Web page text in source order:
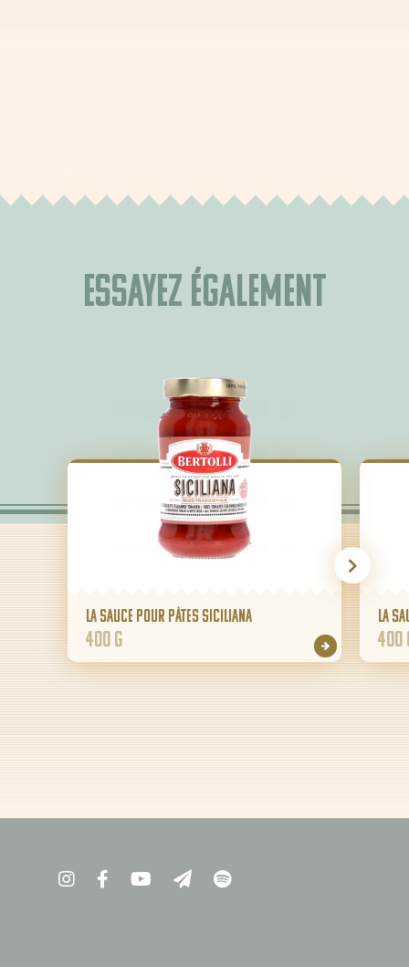
Essayez également
La sauce pour pâtes Siciliana
400 g
La
400